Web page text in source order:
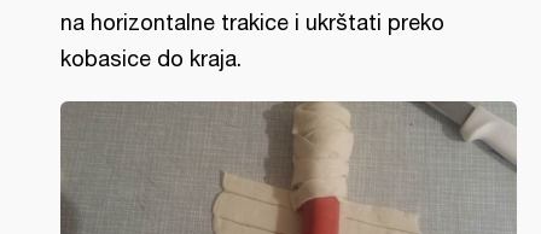
na horizontalne trakice i ukrštati preko
kobasice do kraja.